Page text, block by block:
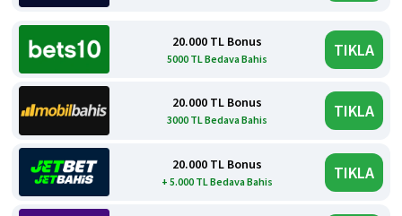
20.000 TL Bonus
5000 TL Bedava Bahis TIKLA
20.000 TL Bonus
3000 TL Bedava Bahis TIKLA
20.000 TL Bonus
+ 5.000 TL Bedava Bahis TIKLA